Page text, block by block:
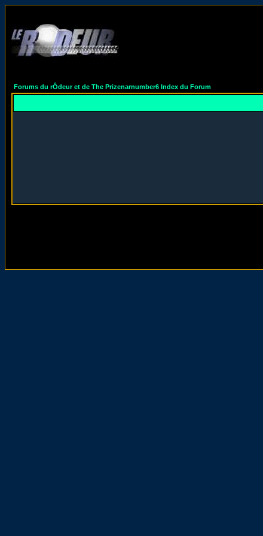
Forums du rÔdeur et de The Prizenarnumber6 Index du Forum